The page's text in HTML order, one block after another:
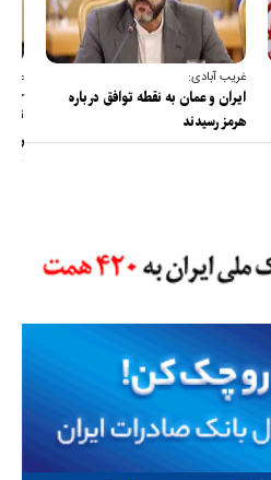
غریب آبادی:
ایران و عمان به نقطه توافق درباره
هرمز رسیدند
عضو
را